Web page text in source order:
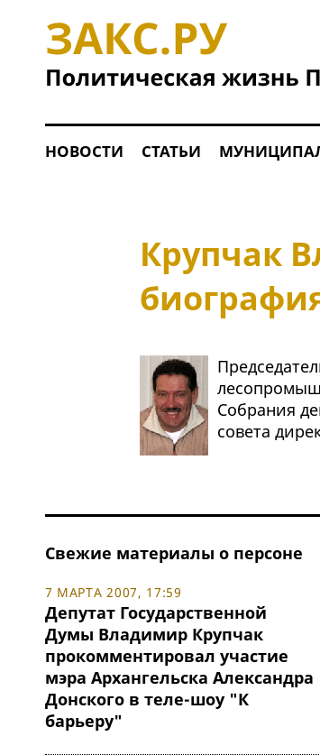
НОВОСТИ СТАТЬИ
Крупчак
Собрания
совета
Свежие материалы о персоне
7 МАРТА 2007, 17:59
Депутат Государственной
Думы Владимир Крупчак
прокомментировал участие
мэра Архангельска Александра
Донского в теле-шоу "К
барьеру"